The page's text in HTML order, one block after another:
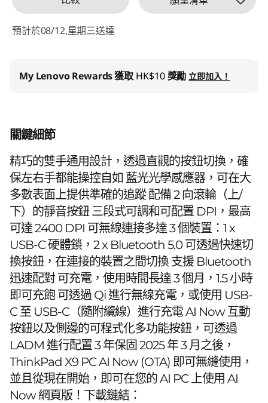
預計於08/12,星期三送達
My Lenovo Rewards獲取 HK$10獎勵 立即加入！
關鍵細節
精巧的雙手通用設計，透過直觀的按鈕切換，確
保左右手都能操控自如 藍光光學感應器，可在大
多數表面上提供準確的追蹤 配備 2 向滾輪（上/
下）的靜音按鈕 三段式可調和可配置 DPI，最高
可達 2400 DPI 可無線連接多達 3 個裝置：1 x
USB-C 硬體鎖，2 x Bluetooth 5.0 可透過快速切
換按鈕，在連接的裝置之間切換 支援 Bluetooth
迅速配對 可充電，使用時間長達 3 個月，1.5 小時
即可充飽 可透過 Qi 進行無線充電，或使用 USB-
C 至 USB-C（隨附纜線）進行充電 AI Now 互動
按鈕以及側邊的可程式化多功能按鈕，可透過
LADM 進行配置 3 年保固 2025 年 3 月之後，
ThinkPad X9 PC AI Now (OTA) 即可無縫使用，
並且從現在開始，即可在您的 AI PC 上使用 AI
Now 網頁版！下載鏈結：